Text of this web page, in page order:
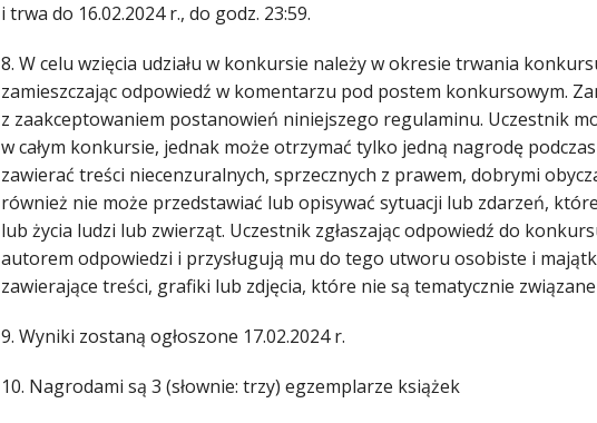
i trwa do 16.02.2024 r., do godz. 23:59.
8. W celu wzięcia udziału w konkursie należy w okresie trwania
zamieszczając odpowiedź w komentarzu pod postem konkursowym.
z zaakceptowaniem postanowień niniejszego regulaminu. Uczestnik
w całym konkursie, jednak może otrzymać tylko jedną nagrodę
zawierać treści niecenzuralnych, sprzecznych z prawem, dobrymi
również nie może przedstawiać lub opisywać sytuacji lub zdarzeń,
lub życia ludzi lub zwierząt. Uczestnik zgłaszając odpowiedź do
autorem odpowiedzi i przysługują mu do tego utworu osobiste i
zawierające treści, grafiki lub zdjęcia, które nie są tematycznie
9. Wyniki zostaną ogłoszone 17.02.2024 r.
10. Nagrodami są 3 (słownie: trzy) egzemplarze książek